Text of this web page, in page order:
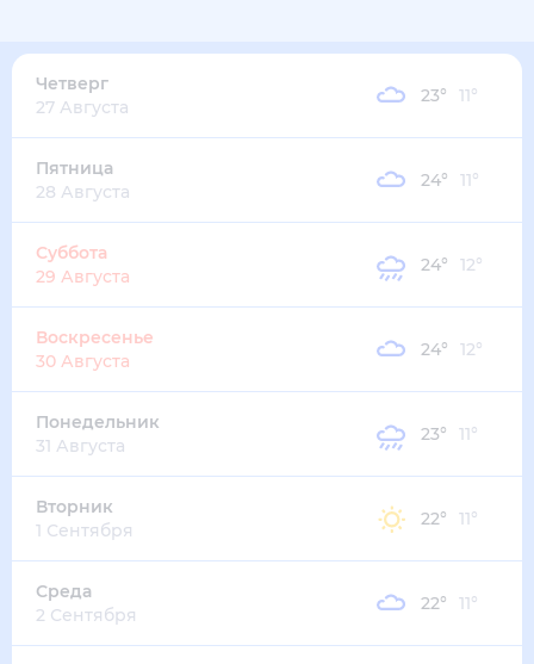
Четверг
27 Августа
23° 11°
Пятница
28 Августа
24° 11°
Суббота
29 Августа
24° 12°
Воскресенье
30 Августа
24° 12°
Понедельник
31 Августа
23° 11°
Вторник
1 Сентября
22° 11°
Среда
2 Сентября
22° 11°